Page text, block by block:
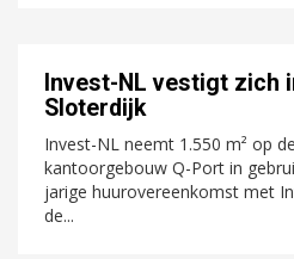
Invest-NL vestigt zich
Sloterdijk
Invest-NL neemt 1.550 m² op
kantoorgebouw Q-Port in
jarige huurovereenkomst met
de...